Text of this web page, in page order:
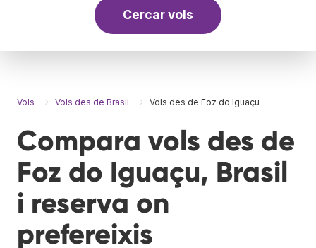
Cercar vols
Vols Vols des de Brasil Vols des de Foz do Iguaçu
Compara vols des de
Foz do Iguaçu, Brasil
i reserva on
prefereixis